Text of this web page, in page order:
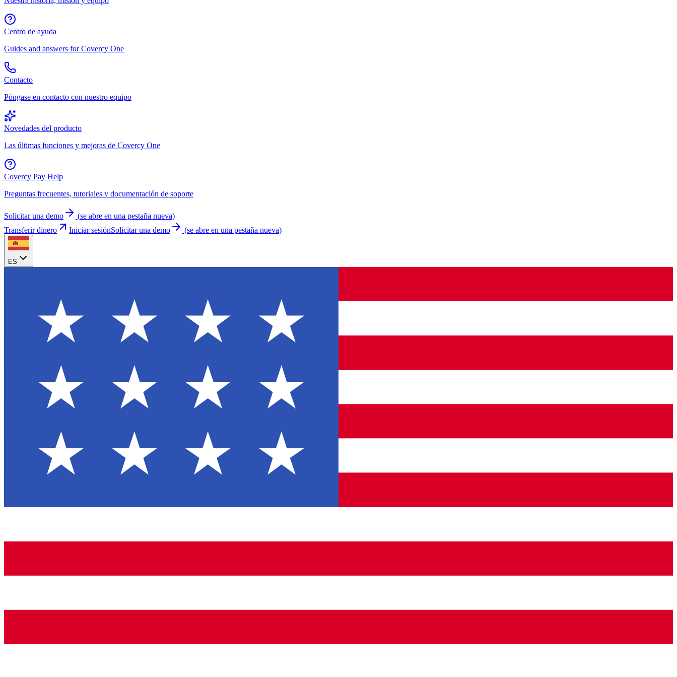
Centro de ayuda
Guides and answers for Covercy One
Contacto
Póngase en contacto con nuestro equipo
Novedades del producto
Las últimas funciones y mejoras de Covercy One
Covercy Pay Help
Preguntas frecuentes, tutoriales y documentación de soporte
Solicitar una demo (se abre en una pestaña nueva)
Transferir dinero
Iniciar sesiónSolicitar una demo (se abre en una pestaña nueva)
ES